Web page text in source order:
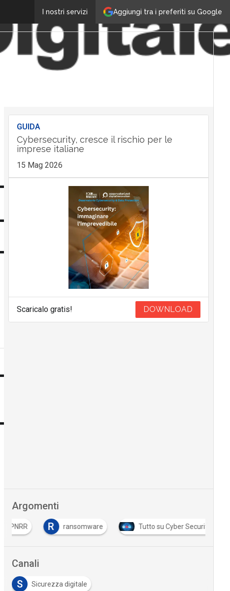
Aggiungi tra i preferiti su Google
I nostri servizi
GUIDA
Cybersecurity, cresce il rischio per le
imprese italiane
15 Mag 2026
Scaricalo gratis! DOWNLOAD
Argomenti
PNRR ransomware Tutto su Cyber Security
Canali
S
Sicurezza digitale